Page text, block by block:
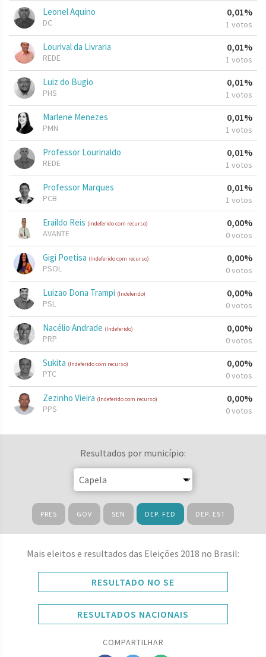
Leonel Aquino
DC
0,01%
1 votos
Lourival da Livraria
REDE
0,01%
1 votos
Luiz do Bugio
PHS
0,01%
1 votos
Marlene Menezes
PMN
0,01%
1 votos
Professor Lourinaldo
REDE
0,01%
1 votos
Professor Marques
PCB
0,01%
1 votos
Eraildo Reis (Indeferido com recurso)
AVANTE
0,00%
0 votos
Gigi Poetisa (Indeferido com recurso)
PSOL
0,00%
0 votos
Luizao Dona Trampi (Indeferido)
PSL
0,00%
0 votos
Nacélio Andrade (Indeferido)
PRP
0,00%
0 votos
Sukita (Indeferido com recurso)
PTC
0,00%
0 votos
Zezinho Vieira (Indeferido com recurso)
PPS
0,00%
0 votos
Resultados por município:
PRES GOV SEN DEP. FED DEP. EST
Mais eleitos e resultados das Eleições 2018 no Brasil:
RESULTADO NO SE
RESULTADOS NACIONAIS
COMPARTILHAR